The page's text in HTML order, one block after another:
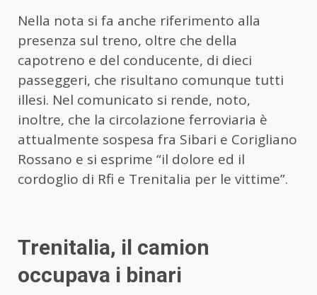
Nella nota si fa anche riferimento alla
presenza sul treno, oltre che della
capotreno e del conducente, di dieci
passeggeri, che risultano comunque tutti
illesi. Nel comunicato si rende, noto,
inoltre, che la circolazione ferroviaria è
attualmente sospesa fra Sibari e Corigliano
Rossano e si esprime “il dolore ed il
cordoglio di Rfi e Trenitalia per le vittime”.
Trenitalia, il camion
occupava i binari